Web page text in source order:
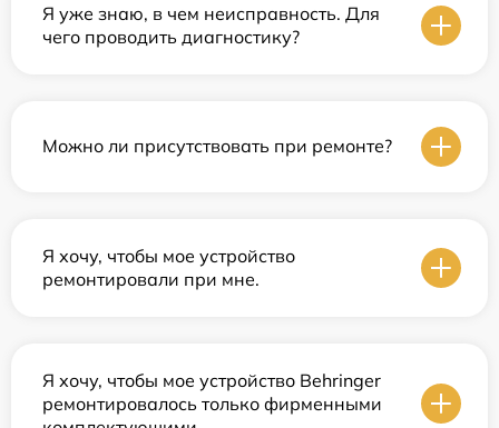
Я уже знаю, в чем неисправность. Для
чего проводить диагностику?
Можно ли присутствовать при ремонте?
Я хочу, чтобы мое устройство
ремонтировали при мне.
Я хочу, чтобы мое устройство Behringer
ремонтировалось только фирменными